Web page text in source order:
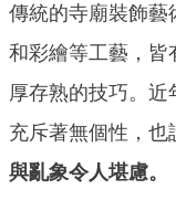
傳統的寺廟裝飾藝
和彩繪等工藝，皆
厚存熟的技巧。
充斥著無個性，也
與亂象令人堪慮。